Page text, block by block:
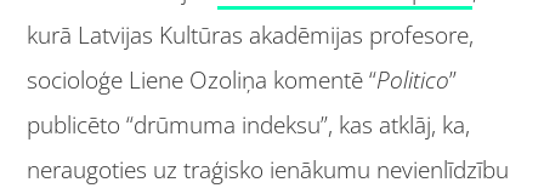
kurā Latvijas Kultūras akadēmijas profesore,
socioloģe Liene Ozoliņa komentē “Politico”
publicēto “drūmuma indeksu”, kas atklāj, ka,
neraugoties uz traģisko ienākumu nevienlīdzību